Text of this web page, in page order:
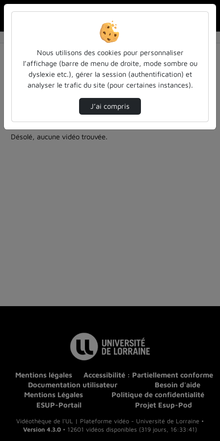
Résultats de la recherche
Filtres actifs (cliquer pour en retirer) :
education
inspe-de-lorraine
cours-formations
entendu-des-confs-a-ecouter
2 vidéos trouvées
Désolé, aucune vidéo trouvée.
Mentions légales
Accessibilité : Partiellement conforme
Documentation utilisateur
Besoin d'aide
Mentions Légales
Politique de confidentialité
ESUP-Portail
Projet Esup-Pod
Vidéothèque de l'UL | Plateforme vidéo - Université de Lorraine •
Version 4.3.0 • 12601 vidéos disponibles (319 jours, 16:33:41)
Nous utilisons des cookies pour personnaliser
l’affichage (barre de menu de droite, mode sombre ou
dyslexie etc.), gérer la session (authentification) et
analyser le trafic du site (pour certaines instances).
J’ai compris